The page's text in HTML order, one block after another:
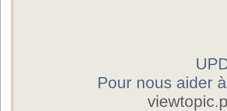
Pour nous aider